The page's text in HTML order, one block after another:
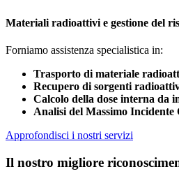
Materiali radioattivi e gestione del
Forniamo assistenza specialistica in:
Trasporto di materiale
Recupero di sorgenti
Calcolo della dose interna da
Analisi del Massimo Incidente
Approfondisci i nostri servizi
Il nostro migliore